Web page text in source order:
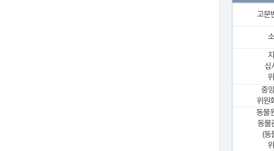
고문
심
중
위원
동물
동물
(동